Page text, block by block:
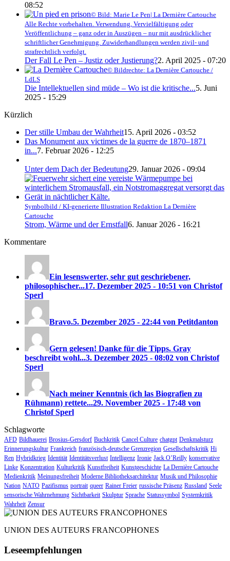
08:52
© Bild: Marie Le Pen| La Dernière Cartouche
Alle Rechte vorbehalten. Verwendung, Vervielfältigung oder
Veröffentlichung – ganz oder in Auszügen – nur mit ausdrücklicher
schriftlicher Genehmigung. Zuwiderhandlungen werden zivil- und
strafrechtlich verfolgt.
Der Fall Le Pen – Justiz oder Justierung?2. April 2025 - 07:20
© Bildrechte: La Dernière Cartouche /
LdLS
Die Intellektuellen sind müde – Wo ist die kritische...5. Juni
2025 - 15:29
Kürzlich
Der stille Umbau der Wahrheit15. April 2026 - 03:52
Das Monument aux victimes de la guerre de 1870–1871
in...7. Februar 2026 - 12:25
Unter dem Dach der Bedeutung29. Januar 2026 - 09:04
Symbolbild / KI-generierte Illustration Redaktion La Dernière
Cartouche
Strom, Wärme und der Ernstfall6. Januar 2026 - 16:21
Kommentare
Ein lesenswerter, sehr gut geschriebener,
philosophischer...17. Dezember 2025 - 10:51 von Christof
Sperl
Bravo.5. Dezember 2025 - 22:44 von Petitdanton
Gern gelesen! Danke für die Tipps. Gray
beschreibt wohl...3. Dezember 2025 - 08:02 von Christof
Sperl
Nach meiner Kenntnis (ich las Biografien zu
Rühmann) rettete...29. November 2025 - 17:48 von
Christof Sperl
Schlagworte
AFD Bildhauerei Brosius-Gersdorf Buchkritik Cancel Culture chatgpt Denkmalsturz
Erinnerungskultur Frankreich französisch-deutsche Grenzregion Gesellschaftskritik Hi
Ren Hybridkrieg Identität Identitätsverlust Intelligenz Ironie Jack O’Reilly konservative
Linke Konzentration Kulturkritik Kunstfreiheit Kunstgeschichte La Dernière Cartouche
Medienkritik Meinungsfreiheit Moderne Bibliotheksarchitektur Musik und Philosophie
Nation NATO Pazifismus portrait queer Rainer Freier russische Präsenz Russland Seele
sensorische Wahrnehmung Sichtbarkeit Skulptur Sprache Statussymbol Systemkritik
Wahrheit Zensur
UNION DES AUTEURS FRANCOPHONES
Leseempfehlungen